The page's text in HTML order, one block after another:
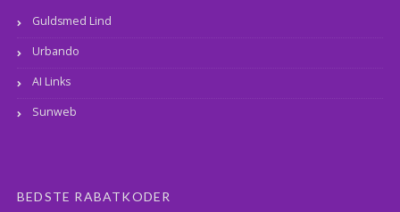
Guldsmed Lind
Urbando
AI Links
Sunweb
BEDSTE RABATKODER